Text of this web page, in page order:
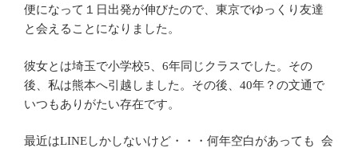
便になって１日出発が伸びたので、東京でゆっくり友達
と会えることになりました。
彼女とは埼玉で小学校5、6年同じクラスでした。その
後、私は熊本へ引越しました。その後、40年？の文通で
いつもありがたい存在です。
最近はLINEしかしないけど・・・何年空白があっても 会